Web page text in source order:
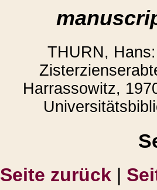
THURN,
Harrassowitz,
Seite zurück |